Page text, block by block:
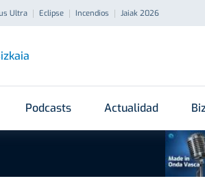
Ultra Eclipse Incendios Jaiak 2026
Podcasts Actualidad